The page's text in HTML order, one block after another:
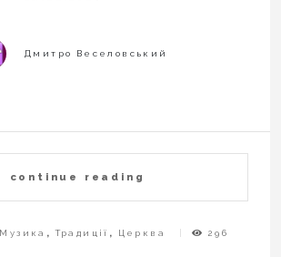
continue reading
Музика ,Традиції , Церква 296